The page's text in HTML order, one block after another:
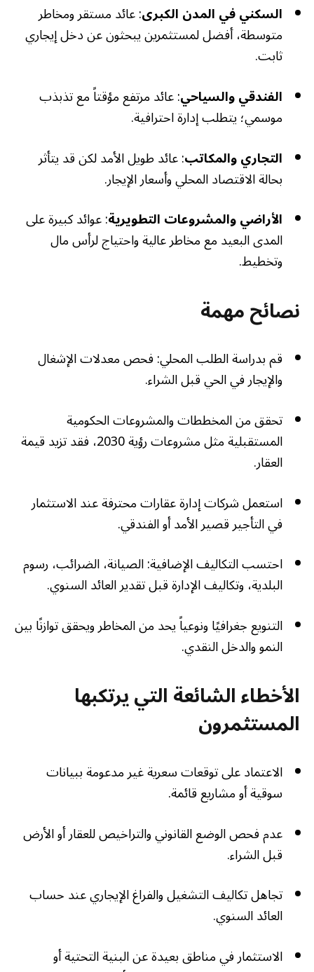
السكني في المدن الكبرى: عائد مستقر ومخاطر
متوسطة، أفضل لمستثمرين يبحثون عن دخل إيجاري
ثابت.
الفندقي والسياحي: عائد مرتفع مؤقتاً مع تذبذب
موسمي؛ يتطلب إدارة احترافية.
التجاري والمكاتب: عائد طويل الأمد لكن قد يتأثر
بحالة الاقتصاد المحلي وأسعار الإيجار.
الأراضي والمشروعات التطويرية: عوائد كبيرة على
المدى البعيد مع مخاطر عالية واحتياج لرأس مال
وتخطيط.
نصائح مهمة
قم بدراسة الطلب المحلي: فحص معدلات الإشغال
والإيجار في الحي قبل الشراء.
تحقق من المخططات والمشروعات الحكومية
المستقبلية مثل مشروعات رؤية 2030، فقد تزيد قيمة
العقار.
استعمل شركات إدارة عقارات محترفة عند الاستثمار
في التأجير قصير الأمد أو الفندقي.
احتسب التكاليف الإضافية: الصيانة، الضرائب، رسوم
البلدية، وتكاليف الإدارة قبل تقدير العائد السنوي.
التنويع جغرافيًا ونوعياً يحد من المخاطر ويحقق توازنًا بين
النمو والدخل النقدي.
الأخطاء الشائعة التي يرتكبها
المستثمرون
الاعتماد على توقعات سعرية غير مدعومة ببيانات
سوقية أو مشاريع قائمة.
عدم فحص الوضع القانوني والتراخيص للعقار أو الأرض
قبل الشراء.
تجاهل تكاليف التشغيل والفراغ الإيجاري عند حساب
العائد السنوي.
الاستثمار في مناطق بعيدة عن البنية التحتية أو